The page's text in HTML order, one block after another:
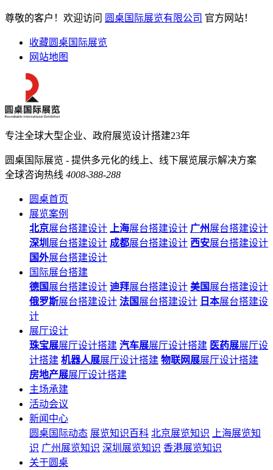
尊敬的客户！欢迎访问 圆桌国际展览有限公司 官方网站！
收藏圆桌国际展览
网站地图
专注全球大型企业、政府展览设计搭建23年
圆桌国际展览 - 提供多元化的线上、线下展览展示解决方案
全球咨询热线 4008-388-288
圆桌首页
展览案例
北京展台搭建设计 上海展台搭建设计 广州展台搭建设计
深圳 展台搭建设计 成都展台搭建设计 西安展台搭建设计
国外展台搭建设计
国际展台搭建
德国 展台搭建设计 迪拜展台搭建设计 美国 展台搭建设计
俄罗斯展台搭建设计 法国 展台搭建设计 日本展台搭建设
计
展厅设计
珠宝展展厅设计搭建 汽车展展厅设计搭建 医药展展厅设
计搭建 机器人展展厅设计搭建 物联网展展厅设计搭建
房地产展展厅设计搭建
主场承建
活动会议
新闻中心
圆桌国际动态 展览知识百科 北京展览知识
上海展览知
识 广州展览知识 深圳展览知识 香港展览知识
关于圆桌